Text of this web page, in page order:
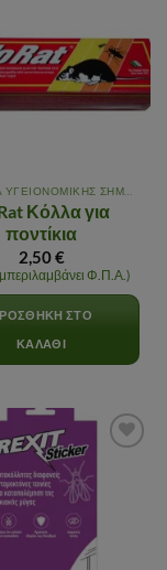
Κόλλα για
ποντίκια
2,50€
Φ.Π.Α.)
ΣΤΟ
ΚΑΛΆΘΙ
Αγαπημένα